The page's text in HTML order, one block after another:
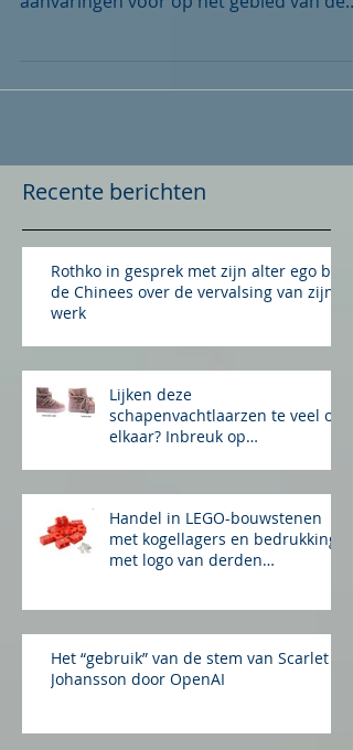
wel eens mis. Ook daar komen
Recente berichten
Rothko in gesprek met zijn alter ego bij
werk
Lijken deze
schapenvachtlaarzen te veel op
elkaar? Inbreuk op
auteursrecht?
Handel in LEGO-bouwstenen
met kogellagers en bedrukking
Het “gebruik” van de stem van Scarlet